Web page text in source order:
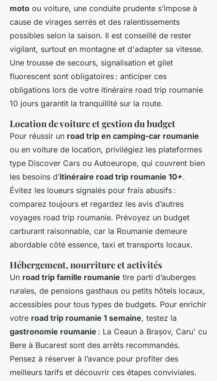
moto ou voiture, une conduite prudente s’impose à
cause de virages serrés et des ralentissements
possibles selon la saison. Il est conseillé de rester
vigilant, surtout en montagne et d'adapter sa vitesse.
Une trousse de secours, signalisation et gilet
fluorescent sont obligatoires : anticiper ces
obligations lors de votre itinéraire road trip roumanie
10 jours garantit la tranquillité sur la route.
Location de voiture et gestion du budget
Pour réussir un road trip en camping-car roumanie
ou en voiture de location, privilégiez les plateformes
type Discover Cars ou Autoeurope, qui couvrent bien
les besoins d’itinéraire road trip roumanie 10+.
Évitez les loueurs signalés pour frais abusifs :
comparez toujours et regardez les avis d’autres
voyages road trip roumanie. Prévoyez un budget
carburant raisonnable, car la Roumanie demeure
abordable côté essence, taxi et transports locaux.
Hébergement, nourriture et activités
Un road trip famille roumanie tire parti d’auberges
rurales, de pensions gasthaus ou petits hôtels locaux,
accessibles pour tous types de budgets. Pour enrichir
votre road trip roumanie 1 semaine, testez la
gastronomie roumanie : La Ceaun à Brașov, Caru' cu
Bere à Bucarest sont des arrêts recommandés.
Pensez à réserver à l’avance pour profiter des
meilleurs tarifs et découvrir ces étapes conviviales.